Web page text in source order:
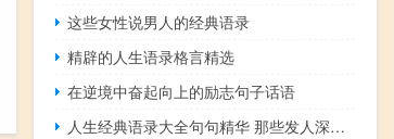
这些女性说男人的经典语录
精辟的人生语录格言精选
在逆境中奋起向上的励志句子话语
人生经典语录大全句句精华 那些发人深省的好句子